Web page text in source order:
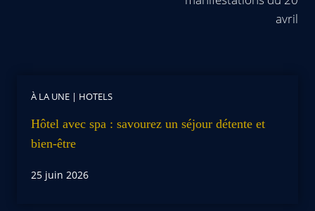
avril
À LA UNE | HOTELS
Hôtel avec spa : savourez un séjour détente et
bien-être
25 juin 2026